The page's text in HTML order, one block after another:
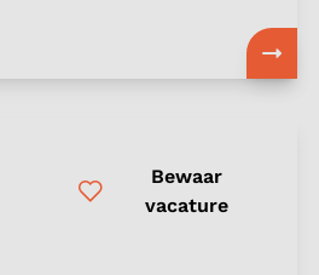
Bewaar
vacature